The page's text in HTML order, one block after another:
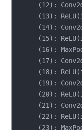
(12):
(13):
(14):
(15):
(16):
(17):
(18):
(19):
(20):
(21):
(22):
(23):